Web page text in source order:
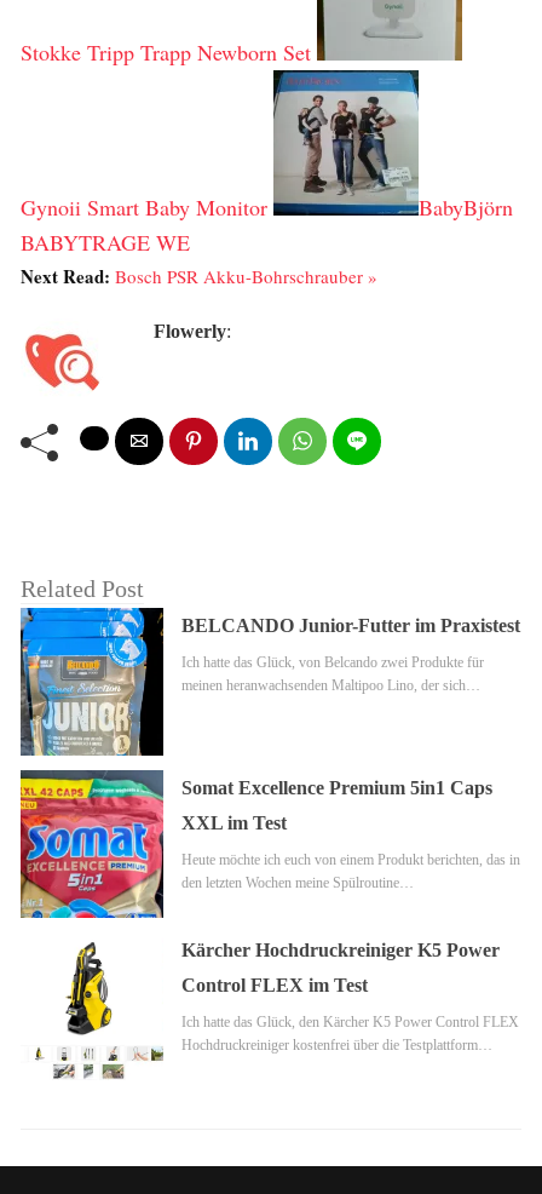
Stokke Tripp Trapp Newborn Set
Gynoii Smart Baby Monitor
BabyBjörn
BABYTRAGE WE
Next Read: Bosch PSR Akku-Bohrschrauber »
Flowerly:
Related Post
BELCANDO Junior-Futter im Praxistest
Ich hatte das Glück, von Belcando zwei Produkte für
meinen heranwachsenden Maltipoo Lino, der sich…
Somat Excellence Premium 5in1 Caps
XXL im Test
Heute möchte ich euch von einem Produkt berichten, das in
den letzten Wochen meine Spülroutine…
Kärcher Hochdruckreiniger K5 Power
Control FLEX im Test
Ich hatte das Glück, den Kärcher K5 Power Control FLEX
Hochdruckreiniger kostenfrei über die Testplattform…